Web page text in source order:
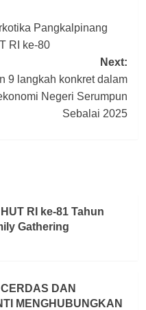
Pangkalpinang
RI ke-80
Next:
9 langkah konkret dalam
Negeri Serumpun
Sebalai 2025
RI ke-81 Tahun
Gathering
DAN
MENGHUBUNGKAN